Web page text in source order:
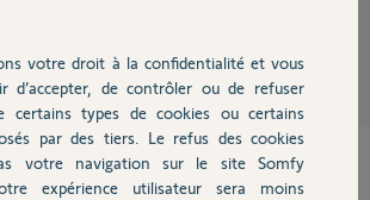
ansvotre droit à la confidentialité et vous
d’accepter, de contrôler ou de refuser
certains types de cookies ou certains
par des tiers. Le refus des cookies
votre navigation sur le site Somfy
expérience utilisateur sera moins